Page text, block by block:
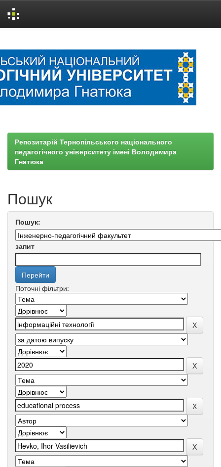
Репозитарій Тернопільського національного
педагогічного університету імені Володимира
Гнатюка
Пошук
Пошук:
запит
Поточні фільтри: